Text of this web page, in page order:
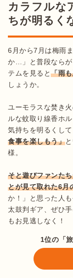
カラフルな
ちが明るく
6月から7月は梅雨
か…」と普段ならが
テムを見ると「雨
しょうか。
ユーモラスな焚き
ルな蚊取り線香ホ
気持ちを明るくし
食事を楽しもう」
様。
そと遊びファンた
とが見て取れた6月
か！」と思った人
太鼓判ギア、ぜひ
もお見逃しなく！
1位の「